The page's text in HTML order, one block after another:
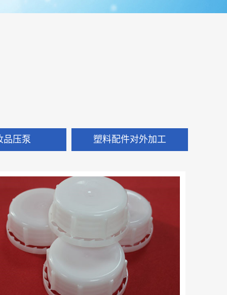
品压泵 塑料配件对外加工